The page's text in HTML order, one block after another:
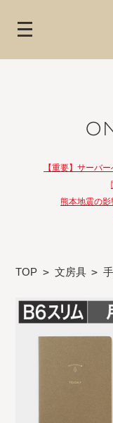
【重要】サーバ
熊本地震の
TOP > 文房具 >